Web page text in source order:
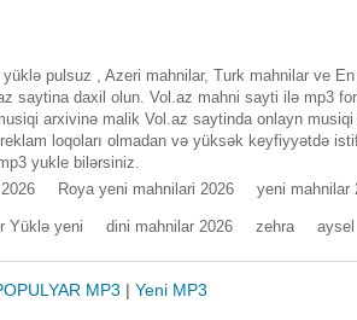
pulsuz , Azeri mahnilar, Turk mahnilar ve
saytina daxil olun. Vol.az mahni sayti ilə mp3
arxivinə malik Vol.az saytinda onlayn
loqoları olmadan və yüksək keyfiyyətdə
yukle bilərsiniz.
Roya yeni mahnilari 2026 yeni mahnilar
Yüklə yeni dini mahnilar 2026 zehra aysel
MP3 | Yeni MP3